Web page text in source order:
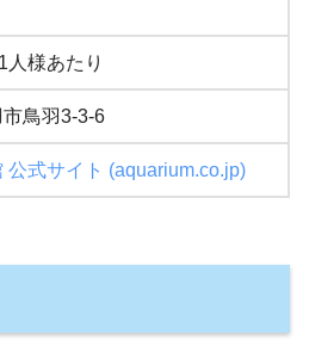
人様あたり
鳥羽3-3-6
公式サイト (aquarium.co.jp)